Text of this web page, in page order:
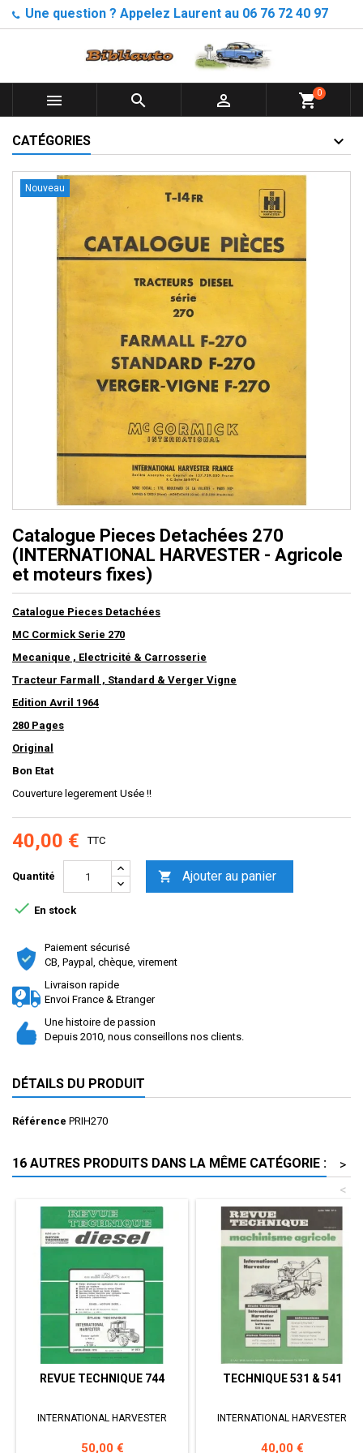
Une question ? Appelez Laurent au 06 76 72 40 97
   shopping_cart0
CATÉGORIES
Nouveau
Catalogue Pieces Detachées 270
(INTERNATIONAL HARVESTER - Agricole
et moteurs fixes)
Catalogue Pieces Detachées
MC Cormick Serie 270
Mecanique , Electricité & Carrosserie
Tracteur Farmall , Standard & Verger Vigne
Edition Avril 1964
280 Pages
Original
Bon Etat
Couverture legerement Usée !!
40,00 € TTC
Quantité  Ajouter au panier
 En stock
Paiement sécurisé
CB, Paypal, chèque, virement
Livraison rapide
Envoi France & Etranger
Une histoire de passion
Depuis 2010, nous conseillons nos clients.
DÉTAILS DU PRODUIT
Référence PRIH270
16 AUTRES PRODUITS DANS LA MÊME CATÉGORIE :
>
<
REVUE TECHNIQUE 744
INTERNATIONAL HARVESTER
Prix
50,00 €
TECHNIQUE 531 & 541
INTERNATIONAL HARVESTER
Prix
40,00 €